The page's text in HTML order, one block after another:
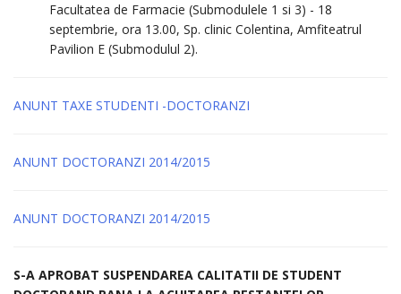
Facultatea de Farmacie (Submodulele 1 si 3) - 18
septembrie, ora 13.00, Sp. clinic Colentina, Amfiteatrul
Pavilion E (Submodulul 2).
ANUNT TAXE STUDENTI -DOCTORANZI
ANUNT DOCTORANZI 2014/2015
ANUNT DOCTORANZI 2014/2015
S-A APROBAT SUSPENDAREA CALITATII DE STUDENT